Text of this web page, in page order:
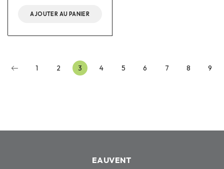
AJOUTER AU PANIER
1 2 3 4 5 6 7 8 9
EAUVENT